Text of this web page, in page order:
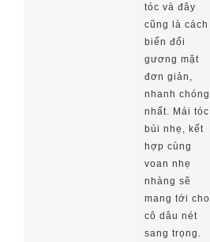
tóc và đây
cũng là cách
biển đổi
gương mặt
đơn giản,
nhanh chóng
nhất. Mái tóc
búi nhẹ, kết
hợp cùng
voan nhẹ
nhàng sẽ
mang tới cho
cô dâu nét
sang trọng.